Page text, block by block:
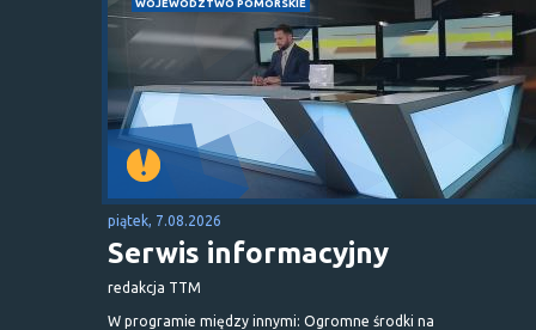
WOJEWÓDZTWO POMORSKIE
piątek, 7.08.2026
Serwis informacyjny
redakcja TTM
W programie między innymi: Ogromne środki na